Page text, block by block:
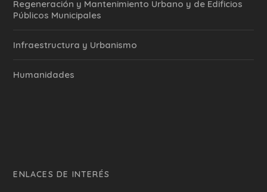
Regeneración y Mantenimiento Urbano y de Edificios
Públicos Municipales
Infraestructura y Urbanismo
Humanidades
ENLACES DE INTERÉS